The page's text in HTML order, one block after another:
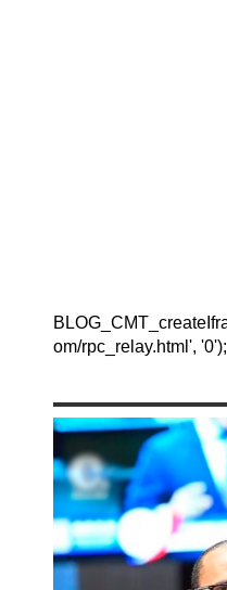
om/rpc_relay.html', '0');